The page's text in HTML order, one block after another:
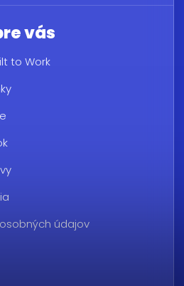
vás
to Work
údajov